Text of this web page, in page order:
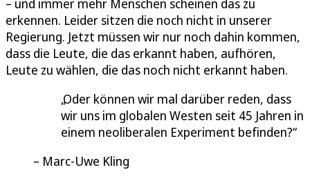
– und immer mehr Menschen scheinen das zu
erkennen. Leider sitzen die noch nicht in unserer
Regierung. Jetzt müssen wir nur noch dahin kommen,
dass die Leute, die das erkannt haben, aufhören,
Leute zu wählen, die das noch nicht erkannt haben.
Oder können wir mal darüber reden, dass
wir uns im globalen Westen seit 45 Jahren in
einem neoliberalen Experiment befinden?
Marc-Uwe Kling